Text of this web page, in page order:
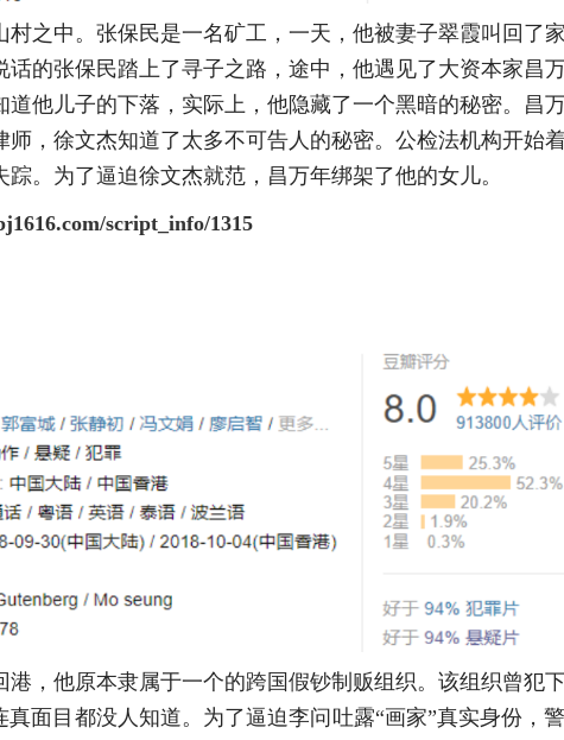
村之中。张保民是一名矿工，一天，他被妻子翠霞叫回了
的张保民踏上了寻子之路，途中，他遇见了大资本家昌
他儿子的下落，实际上，他隐藏了一个黑暗的秘密。
昌
，徐文杰知道了太多不可告人的秘密。公检法机构开始
。为了逼迫徐文杰就范，昌万年绑架了他的女儿。
script_info/1315
，他原本隶属于一个的跨国假钞制贩组织。该组织曾犯
面目都没人知道。为了逼迫李问吐露“画家”真实身份，